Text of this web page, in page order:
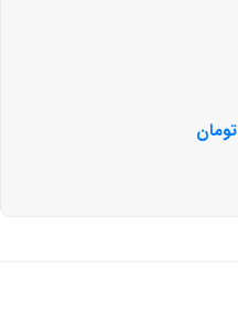
تومان